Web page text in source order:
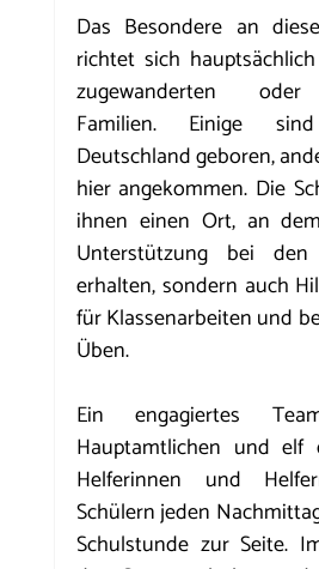
Das Besondere an
richtet sich
zugewanderten
Familien. Einige
Deutschland geboren,
hier angekommen. Die
ihnen einen Ort, an
Unterstützung bei den
erhalten, sondern auch
für Klassenarbeiten und
Üben.
Ein engagiertes
Hauptamtlichen und elf
Helferinnen und
Schülern jeden
Schulstunde zur Seite.